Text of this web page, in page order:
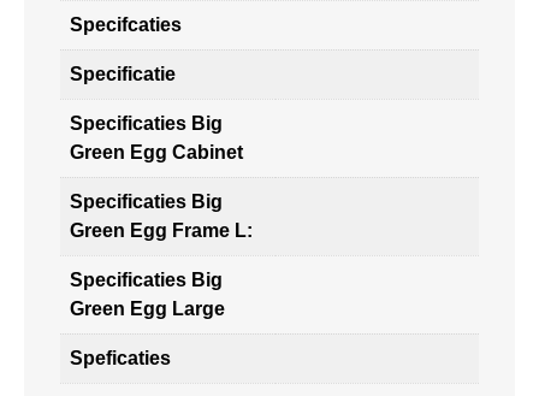
Specifcaties
Specificatie
Specificaties Big
Green Egg Cabinet
Specificaties Big
Green Egg Frame L:
Specificaties Big
Green Egg Large
Speficaties